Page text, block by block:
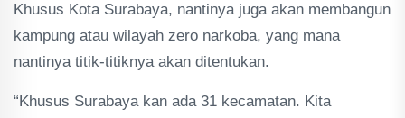
Khusus Kota Surabaya, nantinya juga akan membangun
kampung atau wilayah zero narkoba, yang mana
nantinya titik-titiknya akan ditentukan.
“Khusus Surabaya kan ada 31 kecamatan. Kita